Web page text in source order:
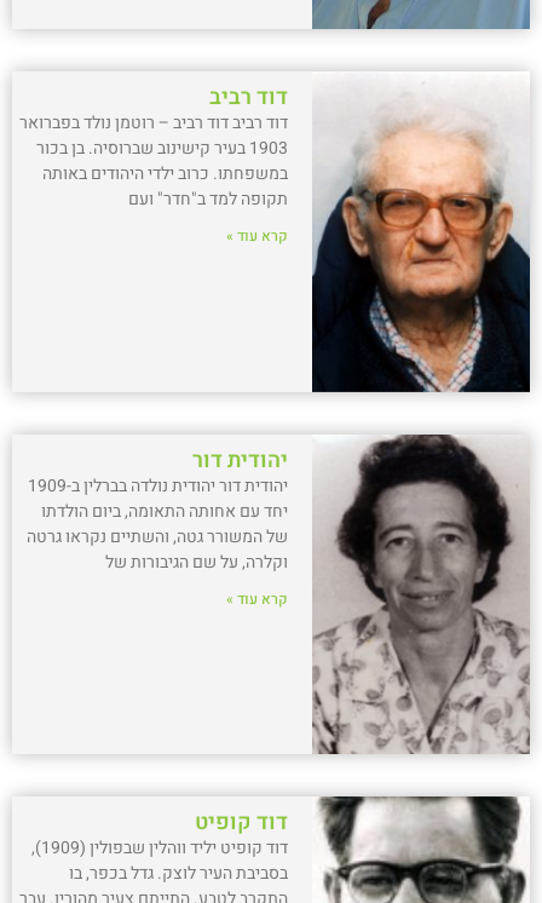
דוד רביב
דוד רביב דוד רביב – רוטמן נולד בפברואר
1903 בעיר קישינוב שברוסיה. בן בכור
במשפחתו. כרוב ילדי היהודים באותה
תקופה למד ב"חדר" ועם
קרא עוד »
יהודית דור
יהודית דור יהודית נולדה בברלין ב-1909
יחד עם אחותה התאומה, ביום הולדתו
של המשורר גטה, והשתיים נקראו גרטה
וקלרה, על שם הגיבורות של
קרא עוד »
דוד קופיט
דוד קופיט יליד ווהלין שבפולין (1909),
בסביבת העיר לוצק. גדל בכפר, בו